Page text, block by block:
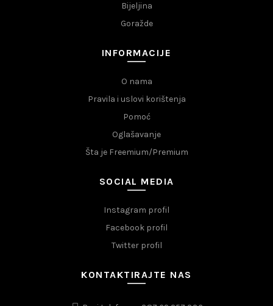
Bijeljina
Goražde
INFORMACIJE
O nama
Pravila i uslovi korištenja
Pomoć
Oglašavanje
Šta je Freemium/Premium
SOCIAL MEDIA
Instagram profil
Facebook profil
Twitter profil
KONTAKTIRAJTE NAS